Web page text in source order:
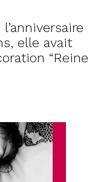
elle avait
“Reine